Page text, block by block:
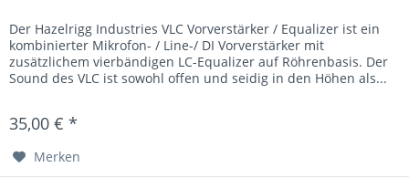
Der Hazelrigg Industries VLC Vorverstärker / Equalizer ist ein
kombinierter Mikrofon- / Line-/ DI Vorverstärker mit
zusätzlichem vierbändigen LC-Equalizer auf Röhrenbasis. Der
Sound des VLC ist sowohl offen und seidig in den Höhen als...
35,00 € *
Merken